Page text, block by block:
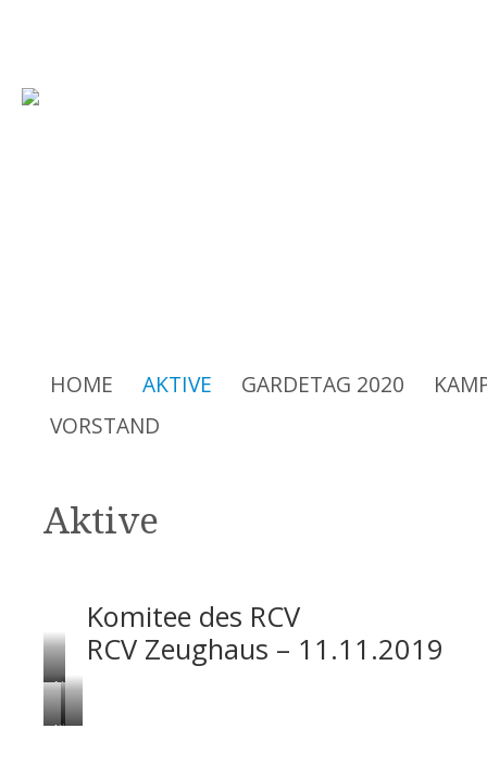
HOME AKTIVE GARDETAG 2020
VORSTAND
Aktive
Komitee des RCV
RCV Zeughaus – 11.11.2019
Neujahrsempfang
–
Klaus